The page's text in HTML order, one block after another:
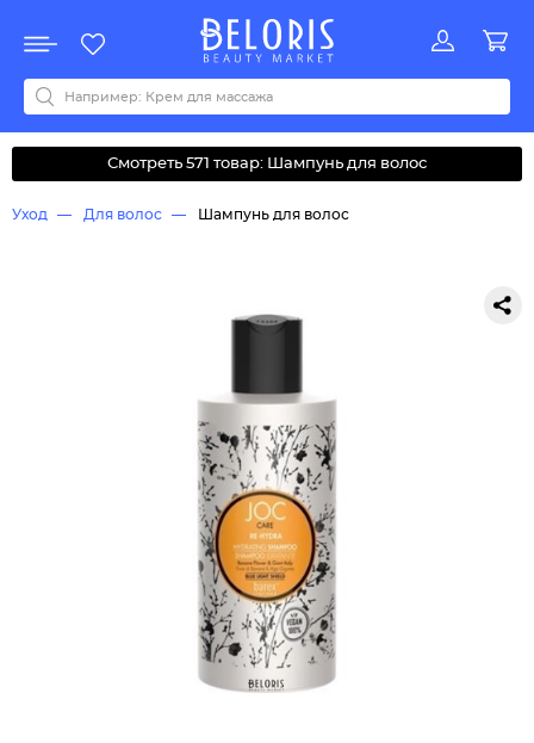
Акции
Все бренды
0-9ABCDEFGHIJKLMNOPQRSTUVWYZАБВДЗИМОКЛНПРСТУФ
Смотреть 571 товар: Шампунь для волос
Уход Для волос Шампунь для волос